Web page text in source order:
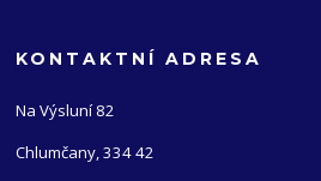
KONTAKTNÍ ADRESA
Na Výsluní 82
Chlumčany, 334 42